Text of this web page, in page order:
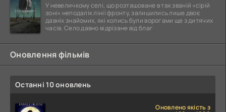
У невеличкому селі, що розташоване в так званій «сірій
зоні» неподалік лінії фронту, залишились лише двоє
давніх знайомих, які колись були ворогами ще з дитячих
часів. Село давно відрізане від благ
Оновлення фільмів
Останні 10 оновлень
Оновлено якість з